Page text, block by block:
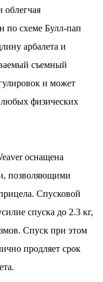
облегчая
по схеме Булл-пап
арбалета и
съемный
и может
любых физических
оснащена
позволяющими
Спусковой
спуска до 2.3 кг,
Спуск при этом
продляет срок